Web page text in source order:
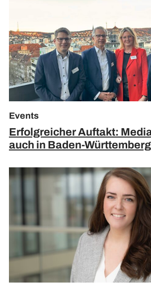
Events
Erfolgreicher Auftakt:
auch in Baden-Württemberg